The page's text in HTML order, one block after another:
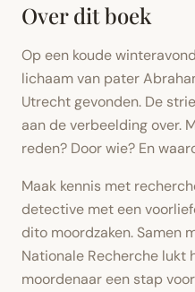
Over dit boek
Op een koude
lichaam van pater
Utrecht gevonden. De
aan de verbeelding over.
reden? Door wie? En
Maak kennis met
detective met een
dito moordzaken. Samen
Nationale Recherche lukt
moordenaar een stap